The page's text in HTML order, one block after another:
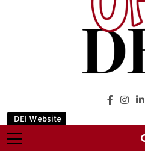
DEI Website